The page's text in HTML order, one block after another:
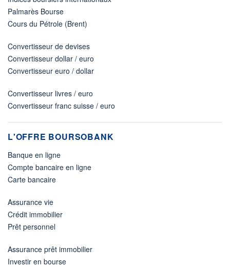
Palmarès Bourse
Cours du Pétrole (Brent)
Convertisseur de devises
Convertisseur dollar / euro
Convertisseur euro / dollar
Convertisseur livres / euro
Convertisseur franc suisse / euro
L'OFFRE BOURSOBANK
Banque en ligne
Compte bancaire en ligne
Carte bancaire
Assurance vie
Crédit immobilier
Prêt personnel
Assurance prêt immobilier
Investir en bourse